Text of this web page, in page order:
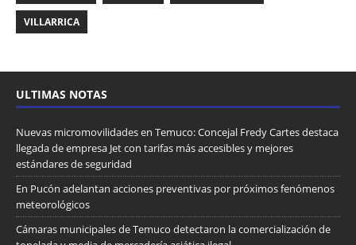
VILLARRICA
ULTIMAS NOTAS
Nuevas micromovilidades en Temuco: Concejal Fredy Cartes destaca
llegada de empresa Jet con tarifas más accesibles y mejores
estándares de seguridad
En Pucón adelantan acciones preventivas por próximos fenómenos
meteorológicos
Cámaras municipales de Temuco detectaron la comercialización de